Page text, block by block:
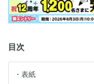
目次
表紙